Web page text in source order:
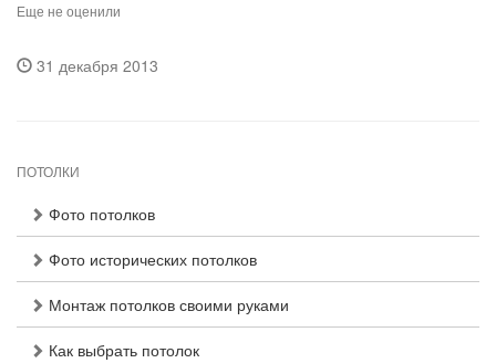
Еще не оценили
31 декабря 2013
ПОТОЛКИ
Фото потолков
Фото исторических потолков
Монтаж потолков своими руками
Как выбрать потолок